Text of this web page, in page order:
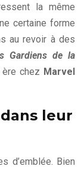
la même
certaine forme
au revoir à des
Gardiens de la
ère chez Marvel
leur
d’emblée. Bien